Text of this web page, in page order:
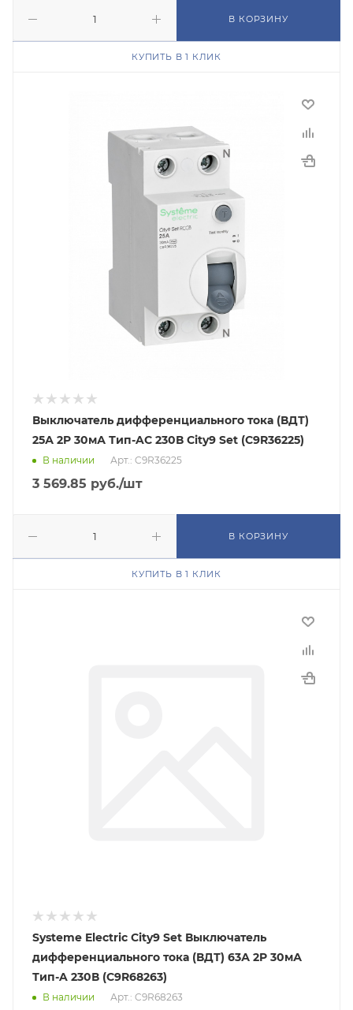
В КОРЗИНУ
КУПИТЬ В 1 КЛИК
Выключатель дифференциального тока (ВДТ)
25А 2P 30мА Тип-AC 230В City9 Set (C9R36225)
В наличии Арт.: C9R36225
3 569.85 руб./шт
В КОРЗИНУ
КУПИТЬ В 1 КЛИК
Systeme Electric City9 Set Выключатель
дифференциального тока (ВДТ) 63А 2P 30мА
Тип-A 230В (C9R68263)
В наличии Арт.: C9R68263